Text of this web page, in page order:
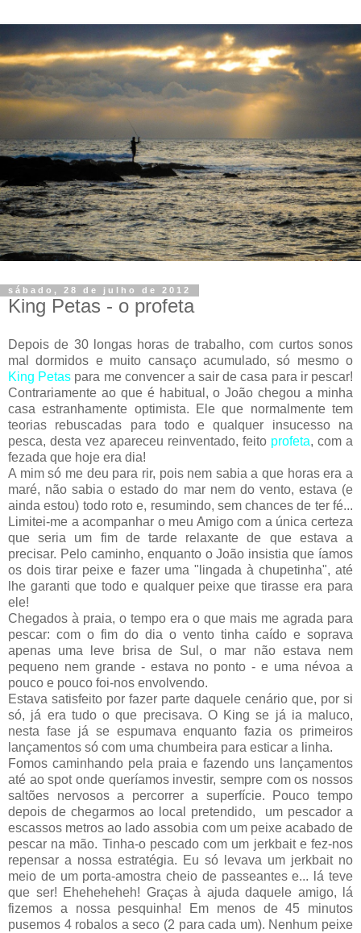
sábado, 28 de julho de 2012
King Petas - o profeta
Depois de 30 longas horas de trabalho, com curtos sonos
mal dormidos e muito cansaço acumulado, só mesmo o
King Petas para me convencer a sair de casa para ir pescar!
Contrariamente ao que é habitual, o João chegou a minha
casa estranhamente optimista. Ele que normalmente tem
teorias rebuscadas para todo e qualquer insucesso na
pesca, desta vez apareceu reinventado, feito profeta, com a
fezada que hoje era dia!
A mim só me deu para rir, pois nem sabia a que horas era a
maré, não sabia o estado do mar nem do vento, estava (e
ainda estou) todo roto e, resumindo, sem chances de ter fé...
Limitei-me a acompanhar o meu Amigo com a única certeza
que seria um fim de tarde relaxante de que estava a
precisar. Pelo caminho, enquanto o João insistia que íamos
os dois tirar peixe e fazer uma "lingada à chupetinha", até
lhe garanti que todo e qualquer peixe que tirasse era para
ele!
Chegados à praia, o tempo era o que mais me agrada para
pescar: com o fim do dia o vento tinha caído e soprava
apenas uma leve brisa de Sul, o mar não estava nem
pequeno nem grande - estava no ponto - e uma névoa a
pouco e pouco foi-nos envolvendo.
Estava satisfeito por fazer parte daquele cenário que, por si
só, já era tudo o que precisava. O King se já ia maluco,
nesta fase já se espumava enquanto fazia os primeiros
lançamentos só com uma chumbeira para esticar a linha.
Fomos caminhando pela praia e fazendo uns lançamentos
até ao spot onde queríamos investir, sempre com os nossos
saltões nervosos a percorrer a superfície. Pouco tempo
depois de chegarmos ao local pretendido, um pescador a
escassos metros ao lado assobia com um peixe acabado de
pescar na mão. Tinha-o pescado com um jerkbait e fez-nos
repensar a nossa estratégia. Eu só levava um jerkbait no
meio de um porta-amostra cheio de passeantes e... lá teve
que ser! Eheheheheh! Graças à ajuda daquele amigo, lá
fizemos a nossa pesquinha! Em menos de 45 minutos
pusemos 4 robalos a seco (2 para cada um). Nenhum peixe